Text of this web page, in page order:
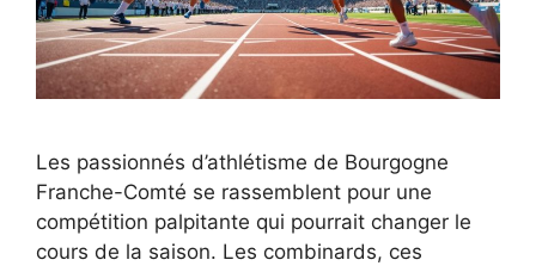
Les passionnés d’athlétisme de Bourgogne
Franche-Comté se rassemblent pour une
compétition palpitante qui pourrait changer le
cours de la saison. Les combinards, ces